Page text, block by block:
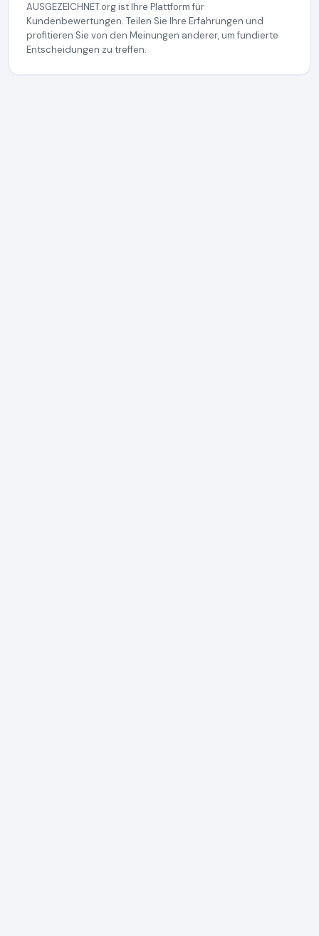
AUSGEZEICHNET.org ist Ihre Plattform für
Kundenbewertungen. Teilen Sie Ihre Erfahrungen und
profitieren Sie von den Meinungen anderer, um fundierte
Entscheidungen zu treffen.